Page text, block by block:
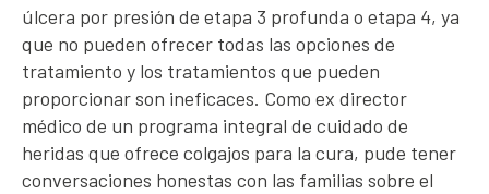
úlcera por presión de etapa 3 profunda o etapa 4, ya
que no pueden ofrecer todas las opciones de
tratamiento y los tratamientos que pueden
proporcionar son ineficaces. Como ex director
médico de un programa integral de cuidado de
heridas que ofrece colgajos para la cura, pude tener
conversaciones honestas con las familias sobre el